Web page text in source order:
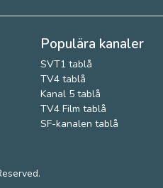
Populära kanaler
SVT1 tablå
TV4 tablå
Kanal 5 tablå
TV4 Film tablå
SF-kanalen tablå